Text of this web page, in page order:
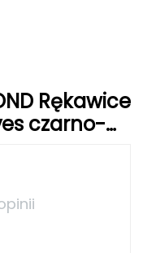
Rękawice
czarno-